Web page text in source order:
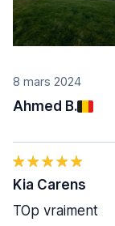
8 mars 2024
Ahmed B.
Kia Carens
TOp vraiment